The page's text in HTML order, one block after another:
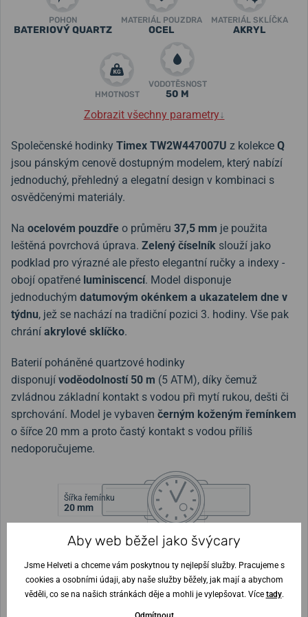
POHON
BATERIOVÝ QUARTZ
MATERIÁL POUZDRA
OCEL
MATERIÁL SKLÍČKA
AKRYL
HMOTNOST
VODOTĚSNOST
50 M
Zobrazit všechny parametry↓
Společenské hodinky Timex TW2W447007U z kolekce Q
jsou pánským cenově dostupným modelem, který nabízí
jednoduchý, přehledný a elegatní design v kombinaci s
osvědčenými materiály.
Na ocelovém pouzdře o průměru 37,5 mm je použita
leštěná povrchová úprava. Zelený číselník slouží jako
podklad pro výrazné ale přesto elegantní ručky a indexy -
obojí opatřené luminiscencí. Model disponuje
jednoduchým datumovým okénkem a ukazatelem dne v
týdnu, jež se nachází na tradiční pozici 3. hodiny. Vše pak
chrání akrylové sklíčko.
Baterií poháněné quartzové hodinky
disponují voděodolností 50 m (5 ATM), díky čemuž
zvládnou základní kontakt s vodou při mytí rukou, dešti či
sprchování. Model je vybaven černým koženým řemínkem
o šířce 20 mm a proto častý kontakt s vodou příliš
nedoporučujeme.
Šířka řemínku
20 mm
Výška pouzdra
13 mm
Průměr pouzdra
37,5 mm
Nejste si jisti velikostí?
Aby web běžel jako švýcary
Jsme Helveti a chceme vám poskytnou ty nejlepší služby. Pracujeme s
cookies a osobními údaji, aby naše služby běžely, jak mají a abychom
věděli, co se na našich stránkách děje a mohli je vylepšovat. Více tady.